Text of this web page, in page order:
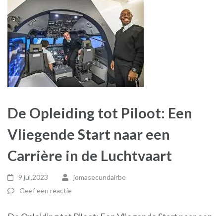
De Opleiding tot Piloot: Een
Vliegende Start naar een
Carrière in de Luchtvaart
9 jul,2023
jomasecundairbe
Geef een reactie